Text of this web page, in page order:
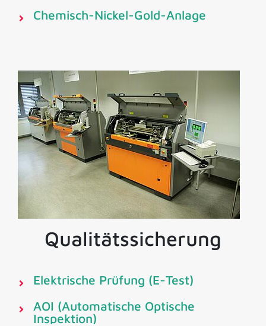
Chemisch-Nickel-Gold-Anlage
Qualitätssicherung
Elektrische Prüfung (E-Test)
AOI (Automatische Optische
Inspektion)